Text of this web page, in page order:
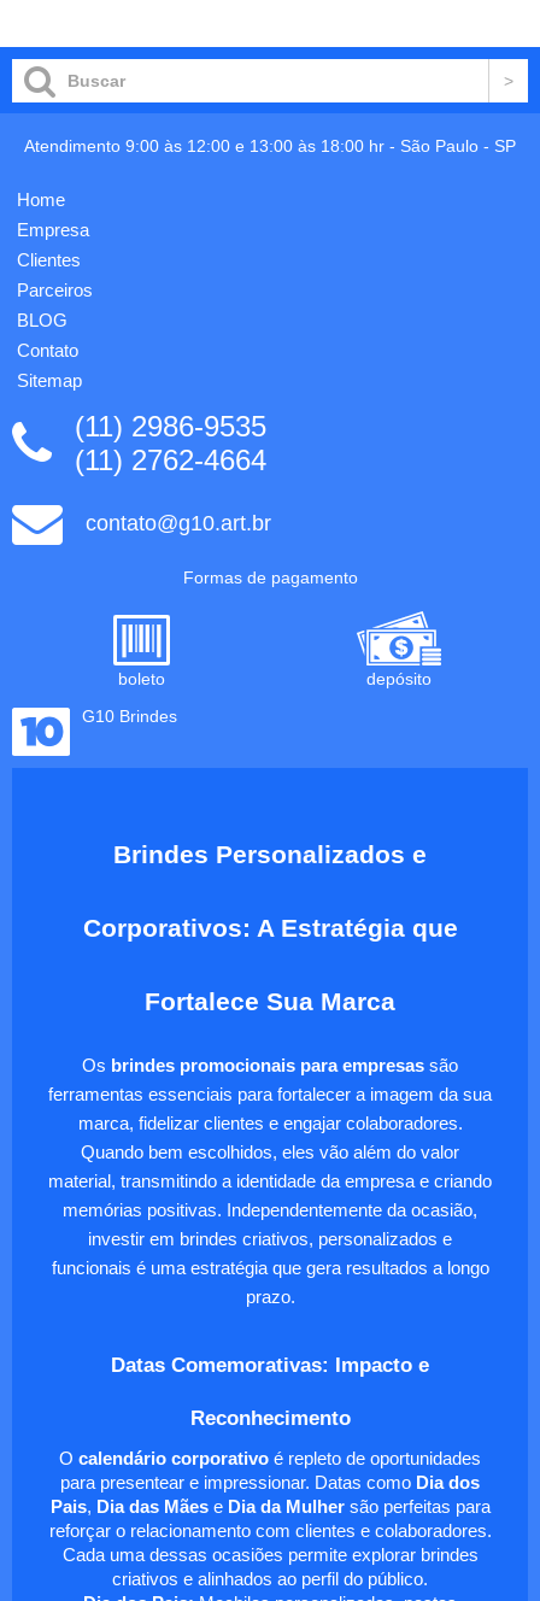
com
furos
para
presilhas
julieta.
Gravação
em 1
cor já
incluso.
Medidas:
32cm...
de
tampa.
Atendimento 9:00 às 12:00 e 13:00 às 18:00 hr - São Paulo - SP
Home
Empresa
Clientes
Parceiros
BLOG
Contato
Sitemap
(11) 2986-9535
(11) 2762-4664
contato@g10.art.br
Formas de pagamento
boleto
depósito
G10 Brindes
Brindes Personalizados e
Corporativos: A Estratégia que
Fortalece Sua Marca
Os brindes promocionais para empresas são
ferramentas essenciais para fortalecer a imagem da sua
marca, fidelizar clientes e engajar colaboradores.
Quando bem escolhidos, eles vão além do valor
material, transmitindo a identidade da empresa e criando
memórias positivas. Independentemente da ocasião,
investir em brindes criativos, personalizados e
funcionais é uma estratégia que gera resultados a longo
prazo.
Datas Comemorativas: Impacto e
Reconhecimento
O calendário corporativo é repleto de oportunidades
para presentear e impressionar. Datas como Dia dos
Pais, Dia das Mãese Dia da Mulhersão perfeitas para
reforçar o relacionamento com clientes e colaboradores.
Cada uma dessas ocasiões permite explorar brindes
criativos e alinhados ao perfil do público.